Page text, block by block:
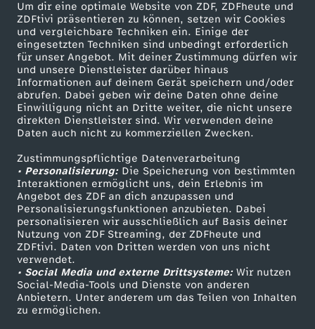
Um dir eine optimale Website von ZDF, ZDFheute und
ZDFtivi präsentieren zu können, setzen wir Cookies
und vergleichbare Techniken ein. Einige der
eingesetzten Techniken sind unbedingt erforderlich
für unser Angebot. Mit deiner Zustimmung dürfen wir
und unsere Dienstleister darüber hinaus
Informationen auf deinem Gerät speichern und/oder
abrufen. Dabei geben wir deine Daten ohne deine
Einwilligung nicht an Dritte weiter, die nicht unsere
direkten Dienstleister sind. Wir verwenden deine
Daten auch nicht zu kommerziellen Zwecken.
Zustimmungspflichtige Datenverarbeitung
• Personalisierung:Die Speicherung von bestimmten
Interaktionen ermöglicht uns, dein Erlebnis im
Angebot des ZDF an dich anzupassen und
Personalisierungsfunktionen anzubieten. Dabei
personalisieren wir ausschließlich auf Basis deiner
Nutzung von ZDF Streaming, der ZDFheute und
ZDFtivi. Daten von Dritten werden von uns nicht
verwendet.
• Social Media und externe Drittsysteme:Wir nutzen
Social-Media-Tools und Dienste von anderen
Anbietern. Unter anderem um das Teilen von Inhalten
zu ermöglichen.
Mehr ZDF
ZDF-Apps
Smart TV
ZDFtext
Livestreams
Sendungen A-Z
TV-Programm
Service
ZDFmitreden
Kontakt zum ZDF
Tickets
Zuschauerservice
Hilfe
ZDF Unternehmen
Karriere